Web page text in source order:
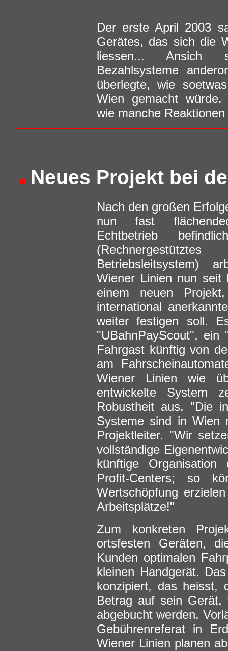
Der erste April 2003
Gerätes, das sich die
liessen... Ansich
Bezahlsysteme
überlegte, wie
Wien gemacht würde.
wie manche
Neues Projekt bei
Nach den großen
nun fast
Echtbetrieb
(Rechnergestütztes
Betriebsleitsystem)
Wiener Linien nun seit
einem neuen
international
weiter festigen soll.
"UBahnPayScout", ein
Fahrgast künftig von
am
Wiener Linien wie
entwickelte System
Robustheit aus. "Die
Systeme sind in Wien
Projektleiter. "Wir
vollständige
künftige
Profit-Centers; so
Wertschöpfung
Arbeitsplätze!"
Zum konkreten
ortsfesten Geräten,
Kunden optimalen
kleinen Handgerät.
konzipiert, das heisst,
Betrag auf sein Gerät,
abgebucht werden.
Gebührenreferat in
Wiener Linien planen